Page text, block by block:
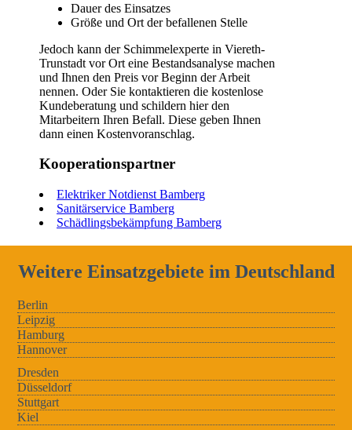
Dauer des Einsatzes
Größe und Ort der befallenen Stelle
Jedoch kann der Schimmelexperte in Viereth-
Trunstadt vor Ort eine Bestandsanalyse machen
und Ihnen den Preis vor Beginn der Arbeit
nennen. Oder Sie kontaktieren die kostenlose
Kundeberatung und schildern hier den
Mitarbeitern Ihren Befall. Diese geben Ihnen
dann einen Kostenvoranschlag.
Kooperationspartner
Elektriker Notdienst Bamberg
Sanitärservice Bamberg
Schädlingsbekämpfung Bamberg
Weitere Einsatzgebiete im Deutschland
Berlin
Leipzig
Hamburg
Hannover
Dresden
Düsseldorf
Stuttgart
Kiel